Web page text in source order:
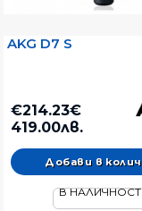
AKG D7 S
€214.23€
419.00лв.
В НАЛИЧНОСТ